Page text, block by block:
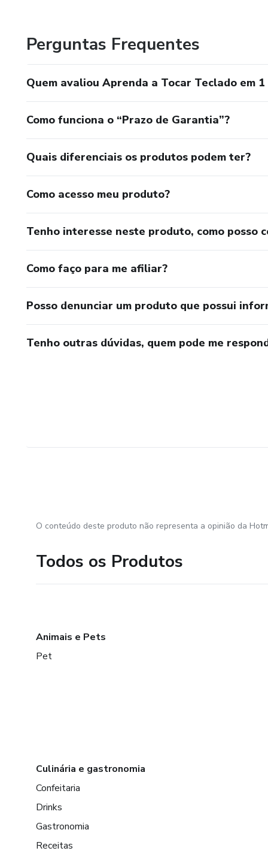
Perguntas Frequentes
Quem avaliou Aprenda a Tocar Teclado em 1
Como funciona o “Prazo de Garantia”?
Quais diferenciais os produtos podem ter?
Como acesso meu produto?
Tenho interesse neste produto, como posso
Como faço para me afiliar?
Posso denunciar um produto que possui
Tenho outras dúvidas, quem pode me
O conteúdo deste produto não representa a opinião da
Todos os Produtos
Animais e Pets
Pet
Culinária e gastronomia
Confeitaria
Drinks
Gastronomia
Receitas